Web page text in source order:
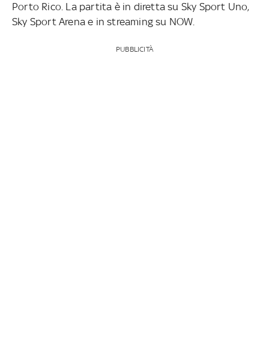
Porto Rico. La partita è in diretta su Sky Sport Uno,
Sky Sport Arena e in streaming su NOW.
PUBBLICITÀ